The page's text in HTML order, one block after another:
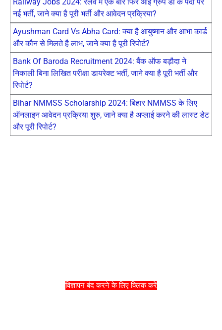
विज्ञापन बंद करने के लिए क्लिक करें
नई भर्ती, जाने क्या है पूरी भर्ती और आवेदन प्रक्रिया?
Ayushman Card Vs Abha Card: क्या है आयुष्मान और आभा कार्ड
और कौन से मिलते है लाभ, जाने क्या है पूरी रिपोर्ट?
Bank Of Baroda Recruitment 2024: बैंक ऑफ बड़ौदा ने
निकाली बिना लिखित परीक्षा डायरेक्ट भर्ती, जाने क्या है पूरी भर्ती और
रिपोर्ट?
Bihar NMMSS Scholarship 2024: बिहार NMMSS के लिए
ऑनलाइन आवेदन प्रक्रिया शुरु, जाने क्या है अप्लाई करने की लास्ट डेट
और पूरी रिपोर्ट?